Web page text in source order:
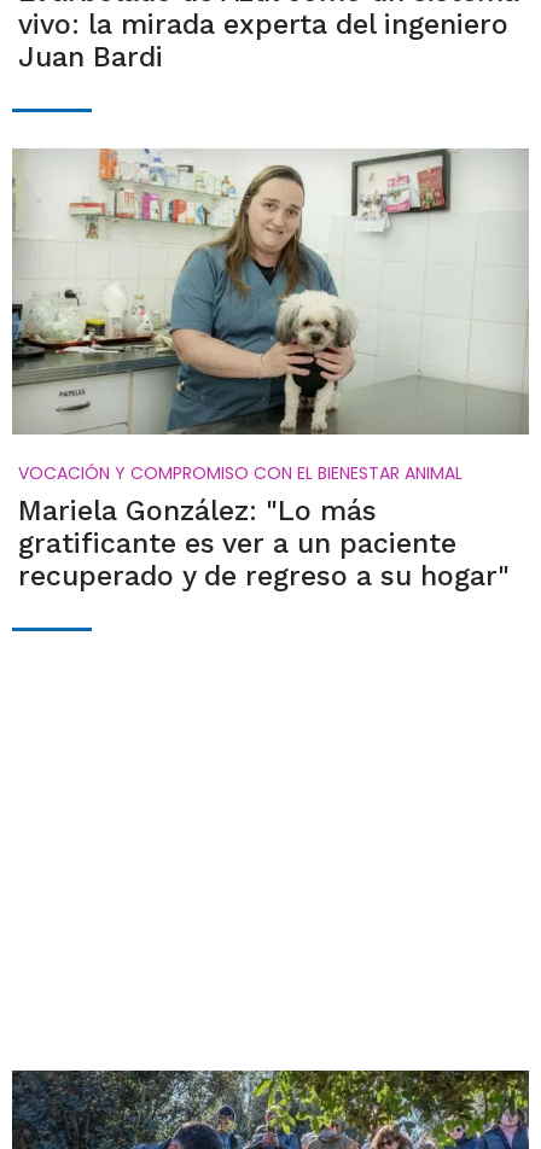
vivo: la mirada experta del ingeniero
Juan Bardi
VOCACIÓN Y COMPROMISO CON EL BIENESTAR ANIMAL
Mariela González: "Lo más
gratificante es ver a un paciente
recuperado y de regreso a su hogar"